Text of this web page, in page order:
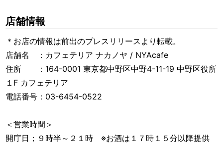
店舗情報
＊お店の情報は前出のプレスリリースより転載。
店舗名 ：カフェテリア ナカノヤ / NYAcafe
住所 ：164-0001 東京都中野区中野4-11-19 中野区役所
１F カフェテリア
電話番号：03-6454-0522
＜営業時間＞
開庁日；９時半～２１時 ※お酒は１７時１５分以降提供